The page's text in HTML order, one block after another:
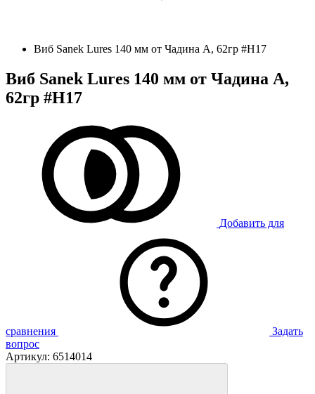
Виб Sanek Lures 140 мм от Чадина А, 62гр #Н17
Виб Sanek Lures 140 мм от Чадина А,
62гр #Н17
Добавить для
сравнения
Задать
вопрос
Артикул: 6514014